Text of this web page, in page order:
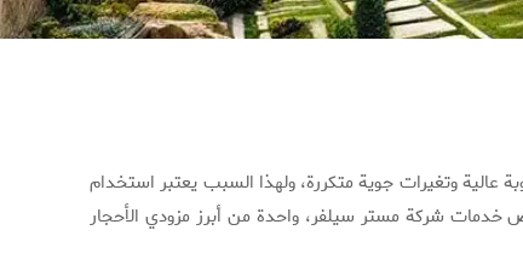
عالية وتغيرات جوية متكررة، ولهذا السبب يعتبر استخدام
خدمات شركة مستر سيلفر، واحدة من أبرز مزودي الأحجار